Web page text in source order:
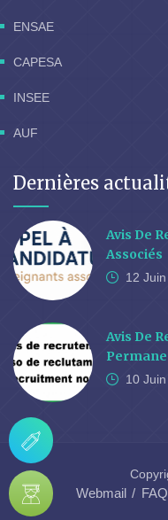
ENSAE
CAPESA
INSEE
AUF
Dernières
Avis De
Associés
12 Juin
Avis De
10 Juin
Webmail FAQ